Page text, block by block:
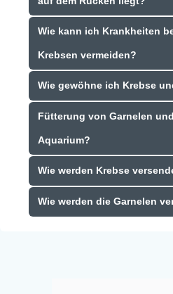
Wie kann ich Krankheiten
Krebsen vermeiden?
Wie gewöhne ich Krebse
Fütterung von Garnelen
Aquarium?
Wie werden Krebse
Wie werden die Garnelen